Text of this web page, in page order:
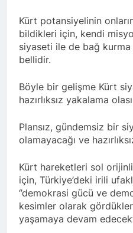
1 Yıl
1
1
1 Yıl
1 Yıl
Kürt potansiyelinin
bildikleri için, kendi
siyaseti ile de bağ
bellidir.
Böyle bir gelişme Kürt
hazırlıksız yakalama
Plansız, gündemsiz bir
olamayacağı ve
Kürt hareketleri sol
için, Türkiye’deki irili
‘’demokrasi gücü ve
kesimler olarak
yaşamaya devam